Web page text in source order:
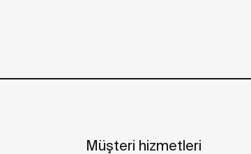
Müşteri hizmetleri